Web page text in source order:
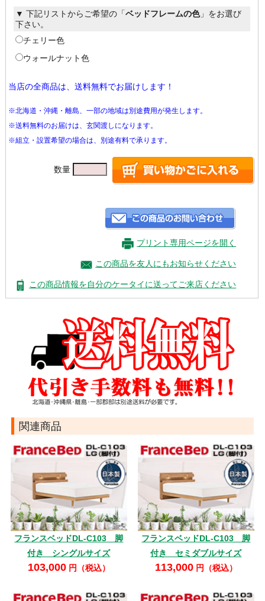
▼ 下記リストからご希望の「ベッドフレームの色」をお選び
下さい。
チェリー色
ウォールナット色
当店の全商品は、送料無料でお届けします！
※北海道・沖縄・離島、一部の地域は別途費用が発生します。
※送料無料のお届けは、玄関渡しになります。
※組立・設置希望の場合は、別途有料で承ります。
数量
プリント専用ページを開く
この商品を友人にもお知らせください
この商品情報を自分のケータイに送ってご来店ください
関連商品
フランスベッドDL-C103 脚
付き シングルサイズ
103,000円（税込）
フランスベッドDL-C103 脚
付き セミダブルサイズ
113,000円（税込）